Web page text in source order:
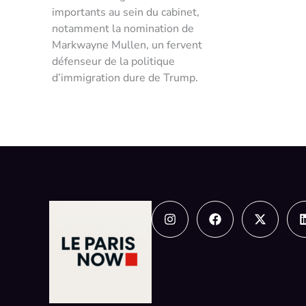
importants au sein du cabinet,
notamment la nomination de
Markwayne Mullen, un fervent
défenseur de la politique
d’immigration dure de Trump.
InstagramFacebookX-
twitter